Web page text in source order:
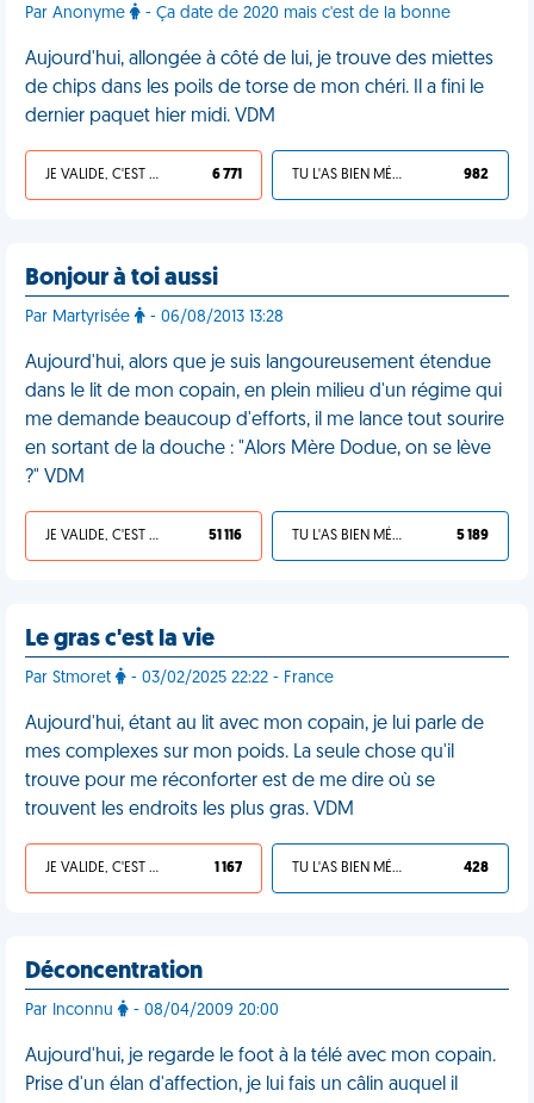
Par Anonyme - Ça date de 2020 mais c'est de la bonne
Aujourd'hui, allongée à côté de lui, je trouve des miettes
de chips dans les poils de torse de mon chéri. Il a fini le
dernier paquet hier midi. VDM
JE VALIDE, C'EST UNE VDM 6 771 TU L'AS BIEN MÉRITÉ 982
Bonjour à toi aussi
Par Martyrisée - 06/08/2013 13:28
Aujourd'hui, alors que je suis langoureusement étendue
dans le lit de mon copain, en plein milieu d'un régime qui
me demande beaucoup d'efforts, il me lance tout sourire
en sortant de la douche : "Alors Mère Dodue, on se lève
?" VDM
JE VALIDE, C'EST UNE VDM 51 116 TU L'AS BIEN MÉRITÉ 5 189
Le gras c'est la vie
Par Stmoret - 03/02/2025 22:22 - France
Aujourd'hui, étant au lit avec mon copain, je lui parle de
mes complexes sur mon poids. La seule chose qu'il
trouve pour me réconforter est de me dire où se
trouvent les endroits les plus gras. VDM
JE VALIDE, C'EST UNE VDM 1 167 TU L'AS BIEN MÉRITÉ 428
Déconcentration
Par Inconnu - 08/04/2009 20:00
Aujourd'hui, je regarde le foot à la télé avec mon copain.
Prise d'un élan d'affection, je lui fais un câlin auquel il